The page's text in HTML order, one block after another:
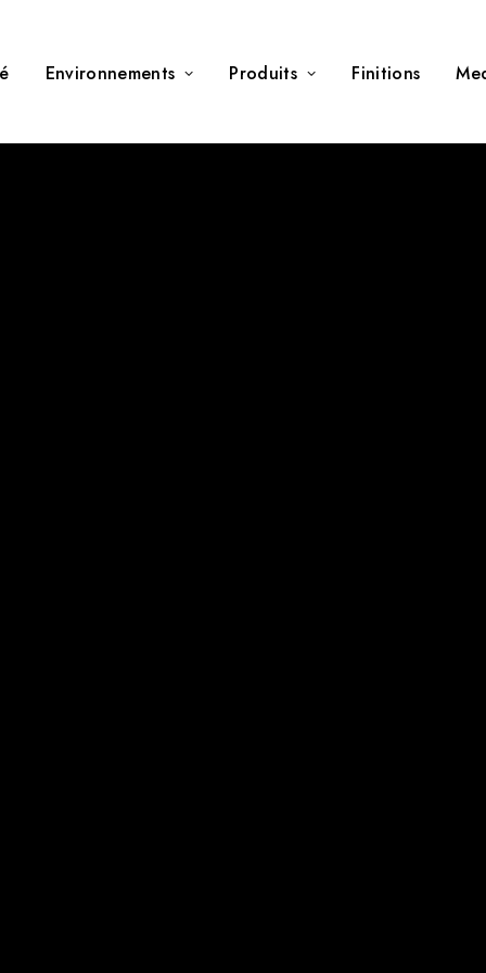
Environnements Produits Finitions